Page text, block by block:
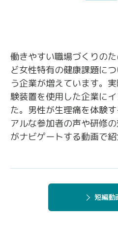
働きやすい職場づくりの
ど女性特有の健康課題に
う企業が増えています。
験装置を使用した企業に
た。男性が生理痛を体験
アルな参加者の声や研修
がナビゲートする動画で紹
短編動